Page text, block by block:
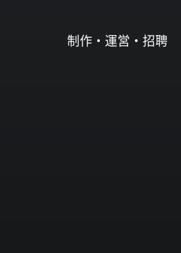
制作・運営・ 招聘